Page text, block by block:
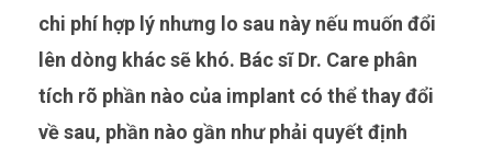
chi phí hợp lý nhưng lo sau này nếu muốn đổi
lên dòng khác sẽ khó. Bác sĩ Dr. Care phân
tích rõ phần nào của implant có thể thay đổi
về sau, phần nào gần như phải quyết định